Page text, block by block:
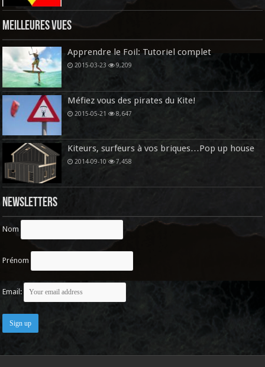
Meilleures vues
Apprendre le Foil: Tutoriel complet
2015-03-23 9,209
Méfiez vous des pirates du Kite!
2015-05-21 8,647
Kiteurs, surfeurs à vos briques…Pop up house
2014-09-10 7,458
Newsletters
Nom
Prénom
Email: